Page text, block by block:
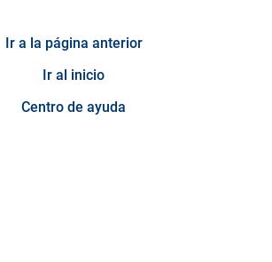
Ir a la página anterior
Ir al inicio
Centro de ayuda